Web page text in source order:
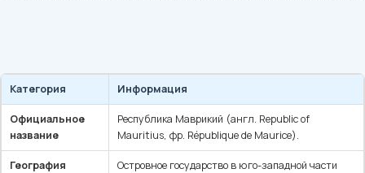
Категория Информация
Официальное
название
Республика Маврикий (англ. Republic of
Mauritius, фр. République de Maurice).
География
Островное государство в юго-западной части